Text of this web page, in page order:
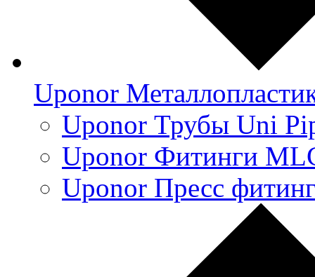
Uponor
Uponor Трубы Uni
Uponor Фитинги
Uponor Пресс